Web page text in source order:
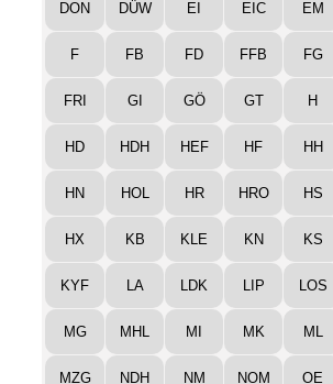
DON DÜW EI EIC EM
F FB FD FFB FG
FRI GI GÖ GT H
HD HDH HEF HF HH
HN HOL HR HRO HS
HX KB KLE KN KS
KYF LA LDK LIP LOS
MG MHL MI MK ML
MZG NDH NM NOM OE